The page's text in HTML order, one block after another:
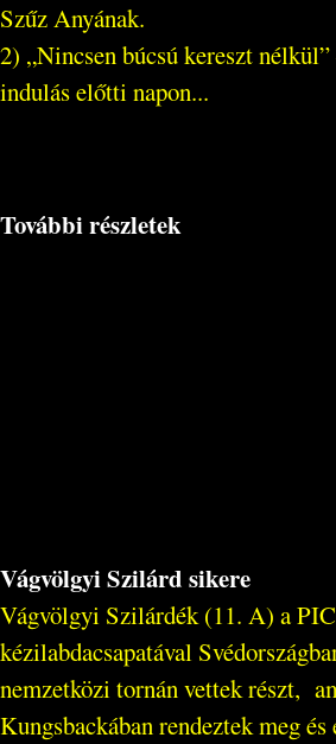
Szűz Anyának.
2) „Nincsen búcsú kereszt
indulás előtti napon...
További részletek
Vágvölgyi Szilárd sikere
Vágvölgyi Szilárdék (11. A) a
kézilabdacsapatával
nemzetközi tornán vettek részt,
Kungsbackában rendeztek meg és